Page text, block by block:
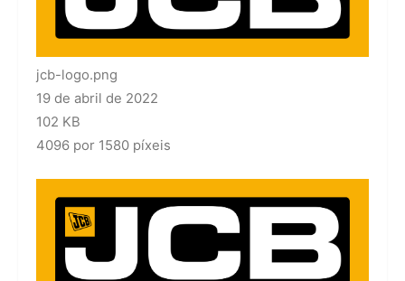
jcb-logo.png
19 de abril de 2022
102 KB
4096 por 1580 píxeis